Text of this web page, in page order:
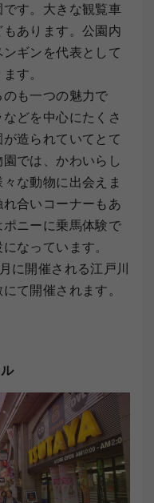
す。大きな観覧車
あります。公園内
ギンを代表として
す。
も一つの魅力で
どを中心にたくさ
造られていてとて
では、かわいらし
な動物に出会えま
合いコーナーもあ
ニーに乗馬体験で
なっています。
に開催される江戸川
て開催されます。